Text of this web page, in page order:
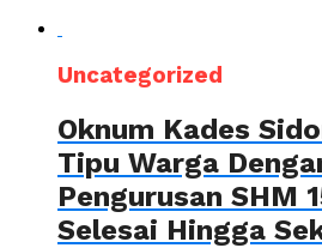
Uncategorized
Oknum Kades
Tipu Warga
Pengurusan SHM
Selesai Hingga